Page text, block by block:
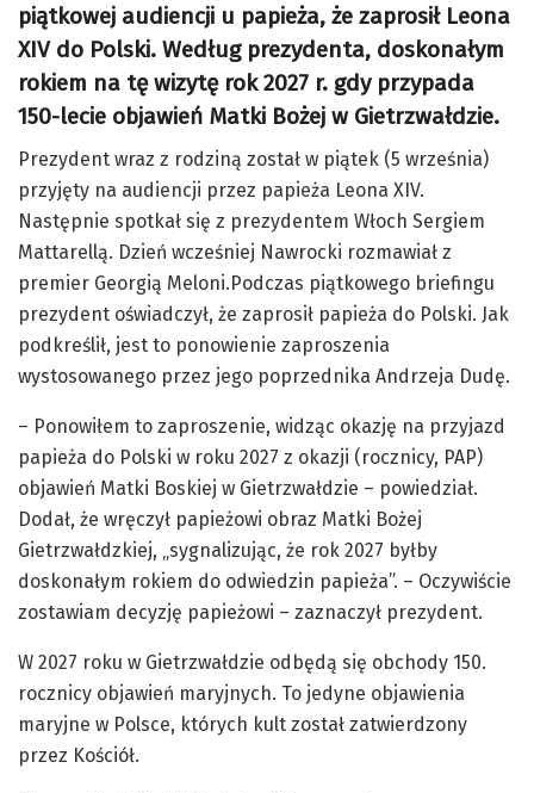
piątkowej audiencji u papieża, że zaprosił Leona
XIV do Polski. Według prezydenta, doskonałym
rokiem na tę wizytę rok 2027 r. gdy przypada
150-lecie objawień Matki Bożej w Gietrzwałdzie.
Prezydent wraz z rodziną został w piątek (5 września)
przyjęty na audiencji przez papieża Leona XIV.
Następnie spotkał się z prezydentem Włoch Sergiem
Mattarellą. Dzień wcześniej Nawrocki rozmawiał z
premier Georgią Meloni.Podczas piątkowego briefingu
prezydent oświadczył, że zaprosił papieża do Polski. Jak
podkreślił, jest to ponowienie zaproszenia
wystosowanego przez jego poprzednika Andrzeja Dudę.
– Ponowiłem to zaproszenie, widząc okazję na przyjazd
papieża do Polski w roku 2027 z okazji (rocznicy, PAP)
objawień Matki Boskiej w Gietrzwałdzie – powiedział.
Dodał, że wręczył papieżowi obraz Matki Bożej
Gietrzwałdzkiej, „sygnalizując, że rok 2027 byłby
doskonałym rokiem do odwiedzin papieża”. – Oczywiście
zostawiam decyzję papieżowi – zaznaczył prezydent.
W 2027 roku w Gietrzwałdzie odbędą się obchody 150.
rocznicy objawień maryjnych. To jedyne objawienia
maryjne w Polsce, których kult został zatwierdzony
przez Kościół.